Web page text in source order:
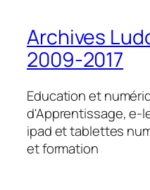
Archives
2009-2017
Education et
d'Apprentissage, e-
ipad et tablettes
et formation